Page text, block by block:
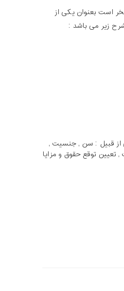
کادری مجرب و متعهد , مفتخر است بعنوان یکی از
شرح زیر می باشد :
از قبیل : سن , جنسیت ,
توقع حقوق و مزایا